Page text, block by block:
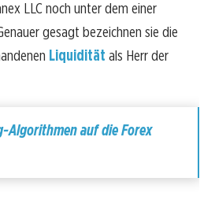
LLC noch unter dem einer
gesagt bezeichnen sie die
Liquidität als Herr der
Algorithmen auf die Forex